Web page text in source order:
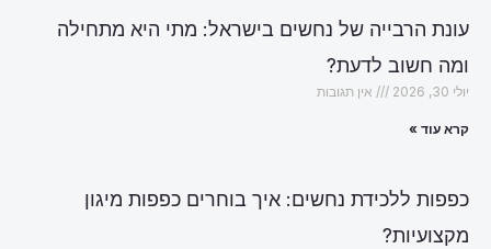
עונת הרבייה של נחשים בישראל: מתי היא מתחילה
ומה חשוב לדעת?
יולי 30, 2026 אין תגובות
קרא עוד »
כפפות ללכידת נחשים: איך בוחרים כפפות מיגון
מקצועיות?